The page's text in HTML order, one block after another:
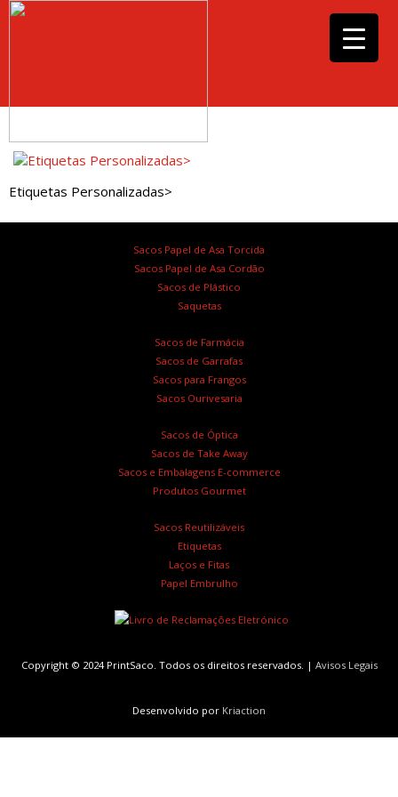
Etiquetas Personalizadas>
Sacos Papel de Asa Torcida
Sacos Papel de Asa Cordão
Sacos de Plástico
Saquetas
Sacos de Farmácia
Sacos de Garrafas
Sacos para Frangos
Sacos Ourivesaria
Sacos de Óptica
Sacos de Take Away
Sacos e Embalagens E-commerce
Produtos Gourmet
Sacos Reutilizáveis
Etiquetas
Laços e Fitas
Papel Embrulho
Copyright © 2024 PrintSaco. Todos os direitos reservados. | Avisos Legais
Desenvolvido por Kriaction